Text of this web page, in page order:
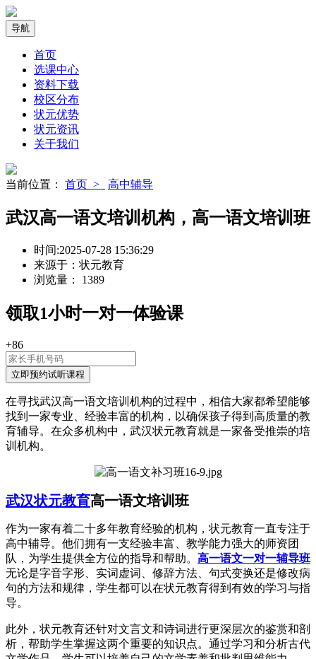
导航
首页
选课中心
资料下载
校区分布
状元优势
状元资讯
关于我们
当前位置： 首页 > 高中辅导
武汉高一语文培训机构，高一语文培训班
时间:2025-07-28 15:36:29
来源于： 状元教育
浏览量： 1389
领取1小时一对一体验课
+86
在寻找武汉高一语文培训机构的过程中，相信大家都希望能够
找到一家专业、经验丰富的机构，以确保孩子得到高质量的教
育辅导。在众多机构中，武汉状元教育就是一家备受推崇的培
训机构。
武汉状元教育高一语文培训班
作为一家有着二十多年教育经验的机构，状元教育一直专注于
高中辅导。他们拥有一支经验丰富、教学能力强大的师资团
队，为学生提供全方位的指导和帮助。 高一语文一对一辅导班
无论是字音字形、实词虚词、修辞方法、句式变换还是修改病
句的方法和规律，学生都可以在状元教育得到有效的学习与指
导。
此外，状元教育还针对文言文和诗词进行更深层次的鉴赏和剖
析，帮助学生掌握这两个重要的知识点。通过学习和分析古代